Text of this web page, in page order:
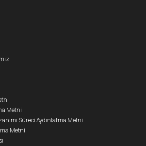
Metni
Süreci Aydınlatma Metni
Metni